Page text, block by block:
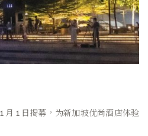
月 1 日揭幕，为新加坡优尚酒店体验